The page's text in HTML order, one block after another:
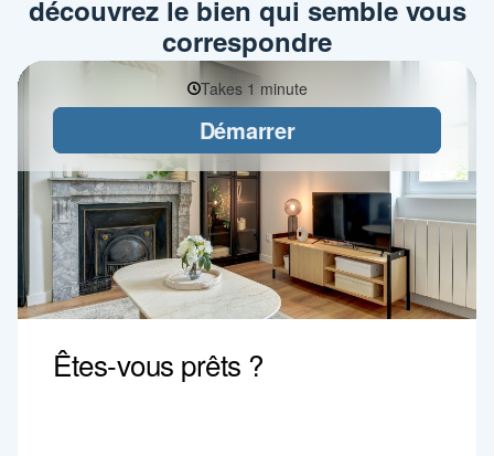
découvrez le bien qui semble vous
correspondre